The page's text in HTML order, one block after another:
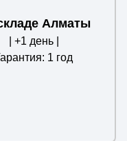
Алматы
| +1 день |
1 год